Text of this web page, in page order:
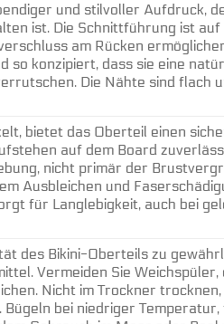
und stilvoller Aufdruck,
ist. Die Schnittführung ist
am Rücken
so konzipiert, dass sie eine
Die Nähte sind flach
bietet das Oberteil einen
auf dem Board
nicht primär der
Ausbleichen und
für Langlebigkeit, auch bei
des Bikini-Oberteils zu
Vermeiden Sie
Nicht im Trockner
bei niedriger